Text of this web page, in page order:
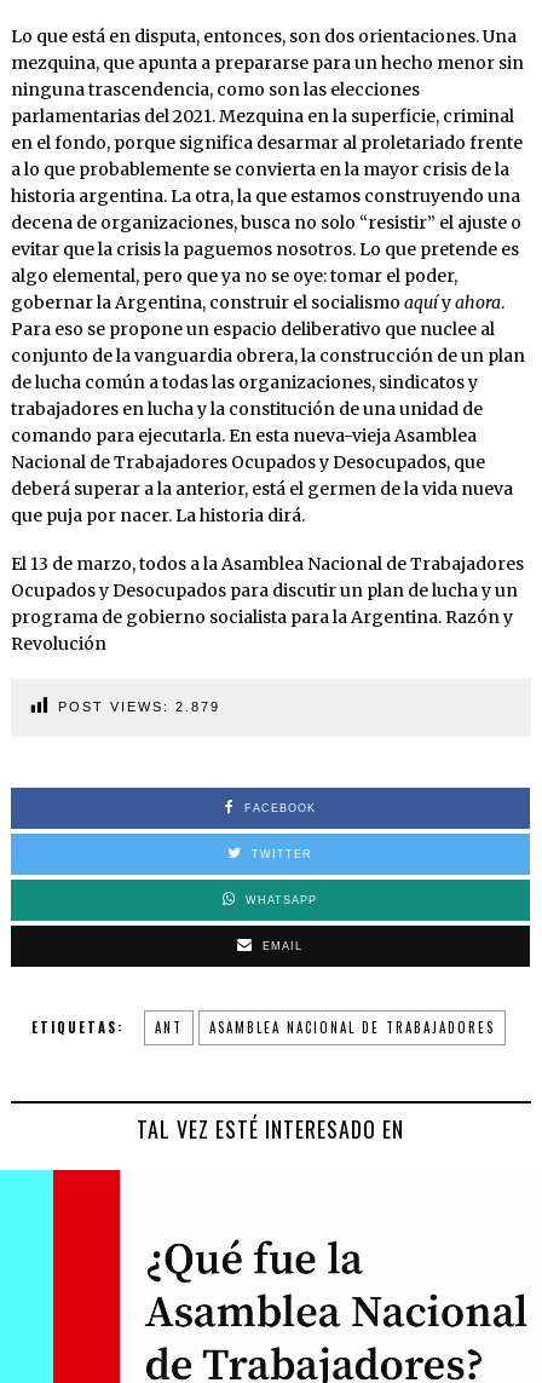
Lo que está en disputa, entonces, son dos orientaciones. Una
mezquina, que apunta a prepararse para un hecho menor sin
ninguna trascendencia, como son las elecciones
parlamentarias del 2021. Mezquina en la superficie, criminal
en el fondo, porque significa desarmar al proletariado frente
a lo que probablemente se convierta en la mayor crisis de la
historia argentina. La otra, la que estamos construyendo una
decena de organizaciones, busca no solo “resistir” el ajuste o
evitar que la crisis la paguemos nosotros. Lo que pretende es
algo elemental, pero que ya no se oye: tomar el poder,
gobernar la Argentina, construir el socialismo aquíyahora.
Para eso se propone un espacio deliberativo que nuclee al
conjunto de la vanguardia obrera, la construcción de un plan
de lucha común a todas las organizaciones, sindicatos y
trabajadores en lucha y la constitución de una unidad de
comando para ejecutarla. En esta nueva-vieja Asamblea
Nacional de Trabajadores Ocupados y Desocupados, que
deberá superar a la anterior, está el germen de la vida nueva
que puja por nacer. La historia dirá.
El 13 de marzo, todos a la Asamblea Nacional de Trabajadores
Ocupados y Desocupados para discutir un plan de lucha y un
programa de gobierno socialista para la Argentina. Razón y
Revolución
POST VIEWS: 2.879
FACEBOOK
TWITTER
WHATSAPP
EMAIL
ETIQUETAS: ANT ASAMBLEA NACIONAL DE TRABAJADORES
TAL VEZ ESTÉ INTERESADO EN